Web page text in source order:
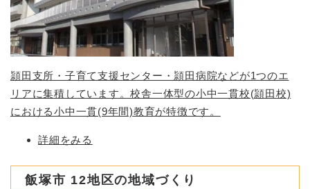
頴田支所・子育て支援センター・頴田病院などが1つのエ
リアに集積しています。校舎一体型の小中一貫校(頴田校)
における小中一貫(9年間)教育が特徴です。
詳細をみる
飯塚市 12地区の地域づくり